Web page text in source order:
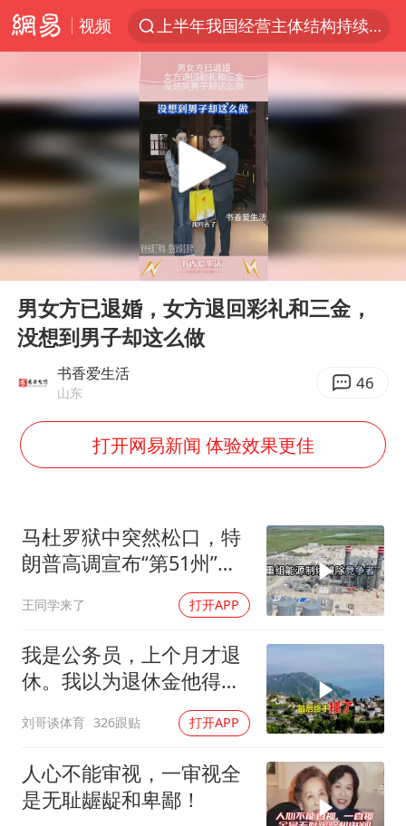
视频
上半年我国经营主体结构持续优化
《披荆斩棘2026》阵容官宣
杭州机场已取消航班388架次
美将每月供乌爱国者拦截导弹
白海豚北上或致京津冀暴雨
新疆一婚礼线上邀请引热议
国足U17与阿森纳决赛取消 并列冠军
韩军前线部队连曝丑闻
云南一男子胃中取出180颗铁钉
奋力开创中国式现代化建设新局面
Play
00:00 00:12
男女方已退婚，女方退回彩礼和三金，
没想到男子却这么做
书香爱生活
山东 46
打开网易新闻 体验效果更佳
马杜罗狱中突然松口，特
朗普高调宣布“第51州”，
美国在委内瑞拉布下的一
盘大棋终于浮出水面
王同学来了 打开APP
我是公务员，上个月才退
休。我以为退休金他得有
刘哥谈体育 326跟贴 打开APP
人心不能审视，一审视全
是无耻龌龊和卑鄙！